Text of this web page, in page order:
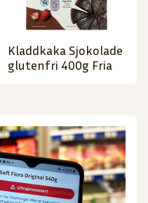
Kladdkaka Sjokolade
glutenfri 400g Fria